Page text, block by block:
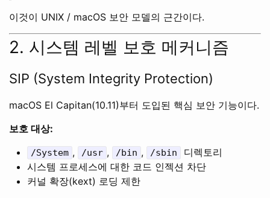
이것이 UNIX / macOS 보안 모델의 근간이다.
2. 시스템 레벨 보호 메커니즘
SIP (System Integrity Protection)
macOS El Capitan(10.11)부터 도입된 핵심 보안 기능이다.
보호 대상:
/System , /usr , /bin , /sbin
디렉토리
시스템 프로세스에 대한 코드 인젝션 차단
커널 확장(kext) 로딩 제한